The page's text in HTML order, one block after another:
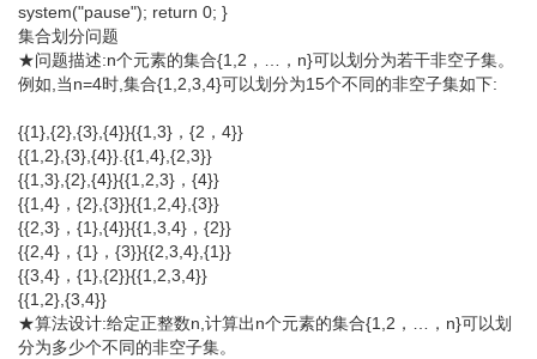
system("pause"); return 0; }
集合划分问题
★问题描述:n个元素的集合{1,2，…，n}可以划分为若干非空子集。
例如,当n=4时,集合{1,2,3,4}可以划分为15个不同的非空子集如下:
{{1},{2},{3},{4}}{{1,3}，{2，4}}
{{1,2},{3},{4}}.{{1,4},{2,3}}
{{1,3},{2},{4}}{{1,2,3}，{4}}
{{1,4}，{2},{3}}{{1,2,4},{3}}
{{2,3}，{1},{4}}{{1,3,4}，{2}}
{{2,4}，{1}，{3}}{{2,3,4},{1}}
{{3,4}，{1},{2}}{{1,2,3,4}}
{{1,2},{3,4}}
★算法设计:给定正整数n,计算出n个元素的集合{1,2，…，n}可以划
分为多少个不同的非空子集。